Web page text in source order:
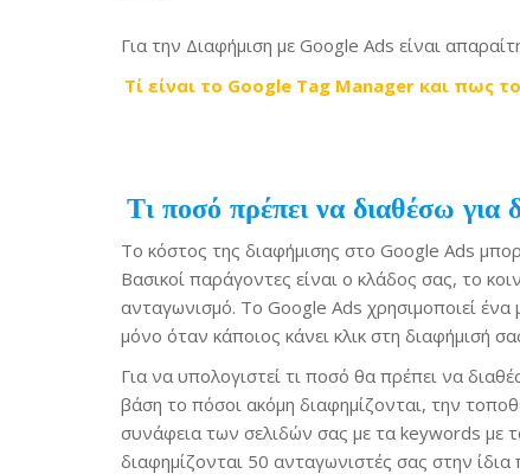
Για την Διαφήμιση με Google Ads είναι
Τί είναι το Google Tag Manager και πως
Τι ποσό πρέπει να διαθέσω
Το κόστος της διαφήμισης στο Google Ads
Βασικοί παράγοντες είναι ο κλάδος σας, το
ανταγωνισμό. Το Google Ads χρησιμοποιεί
μόνο όταν κάποιος κάνει κλικ στη διαφήμισή
Για να υπολογιστεί τι ποσό θα πρέπει να
βάση το πόσοι ακόμη διαφημίζονται, την
συνάφεια των σελιδών σας με τα keywords με
διαφημίζονται 50 ανταγωνιστές σας στην